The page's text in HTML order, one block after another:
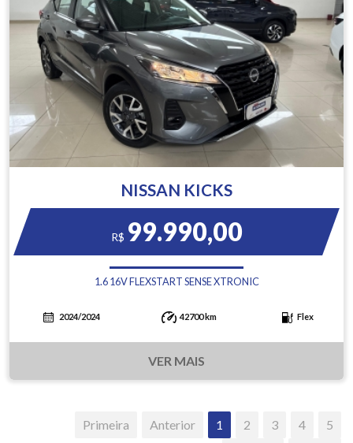
NISSAN KICKS
R$ 99.990,00
1.6 16V FLEXSTART SENSE XTRONIC
2024/2024 42700 km Flex
VER MAIS
Primeira Anterior 1 2 3 4
5